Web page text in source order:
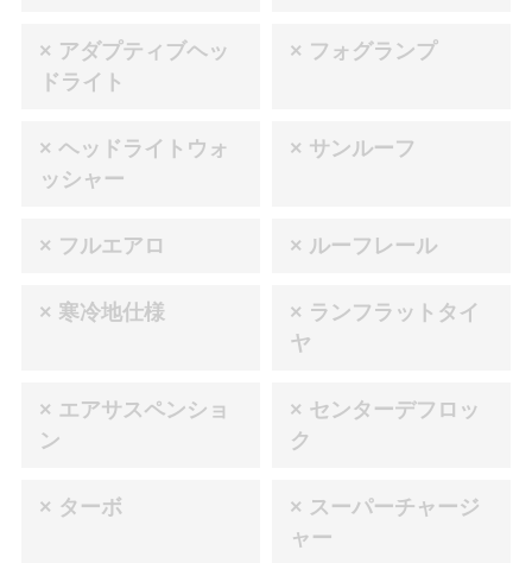
× アダプティブヘッ
ドライト
× フォグランプ
× ヘッドライトウォ
ッシャー
× サンルーフ
× フルエアロ × ルーフレール
× 寒冷地仕様
× ランフラットタイ
ヤ
× エアサスペンショ
ン
× センターデフロッ
ク
× ターボ
× スーパーチャージ
ャー